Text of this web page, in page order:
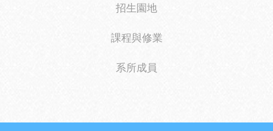
招生園地
課程與修業
系所成員